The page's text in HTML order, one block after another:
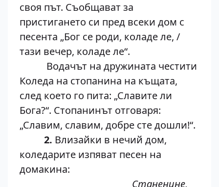
своя път. Съобщават за
пристигането си пред всеки дом с
песента „Бог се роди, коладе ле, /
тази вечер, коладе ле“.
Водачът на дружината честити
Коледа на стопанина на къщата,
след което го пита: „Славите ли
Бога?“. Стопанинът отговаря:
„Славим, славим, добре сте дошли!“.
2. Влизайки в нечий дом,
коледарите изпяват песен на
домакина:
Станенине,